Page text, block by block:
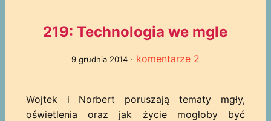
219: Technologia we mgle
9 grudnia 2014· komentarze 2
Wojtek i Norbert poruszają tematy mgły,
oświetlenia oraz jak życie mogłoby być